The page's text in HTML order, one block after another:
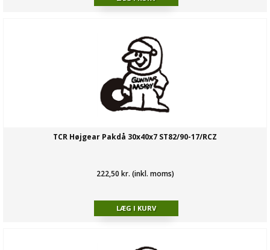
TCR Højgear Pakdå 30x40x7 ST82/90-17/RCZ
222,50 kr. (inkl. moms)